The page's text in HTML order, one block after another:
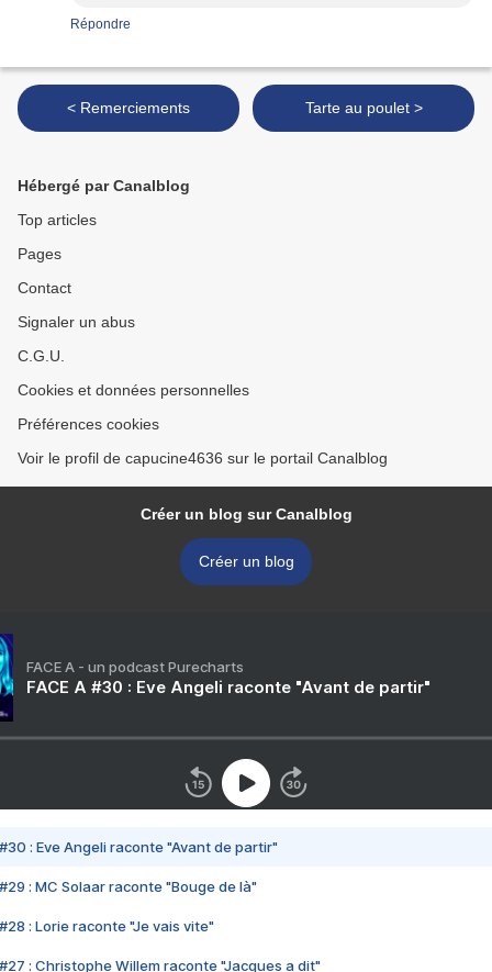
Répondre
< Remerciements Tarte au poulet >
Hébergé par Canalblog
Top articles
Pages
Contact
Signaler un abus
C.G.U.
Cookies et données personnelles
Préférences cookies
Voir le profil de capucine4636 sur le portail Canalblog
Créer un blog sur Canalblog
Créer un blog
FACE A - un podcast Purecharts
FACE A #30 : Eve Angeli raconte "Avant de partir"
#30 : Eve Angeli raconte "Avant de partir"
#29 : MC Solaar raconte "Bouge de là"
#28 : Lorie raconte "Je vais vite"
#27 : Christophe Willem raconte "Jacques a dit"